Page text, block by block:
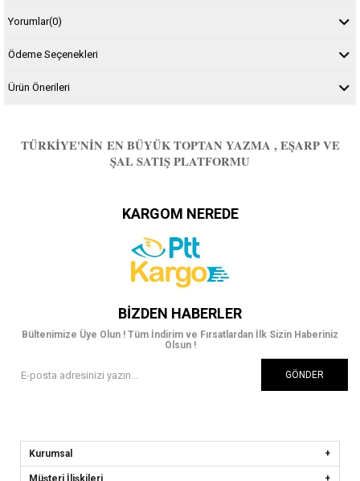
Yorumlar(0)
Ödeme Seçenekleri
Ürün Önerileri
TÜRKIYE'NIN EN BÜYÜK TOPTAN YAZMA , EŞARP VE
ŞAL SATIŞ PLATFORMU
KARGOM NEREDE
BIZDEN HABERLER
Bültenimize Üye Olun ! Tüm İndirim ve Fırsatlardan İlk Sizin Haberiniz
Olsun !
GÖNDER
Kurumsal
Müşteri İlişkileri